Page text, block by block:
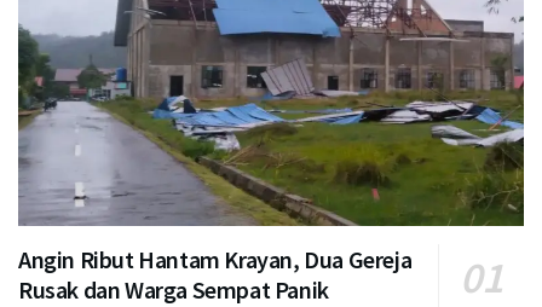
Angin Ribut Hantam Krayan, Dua Gereja
Rusak dan Warga Sempat Panik